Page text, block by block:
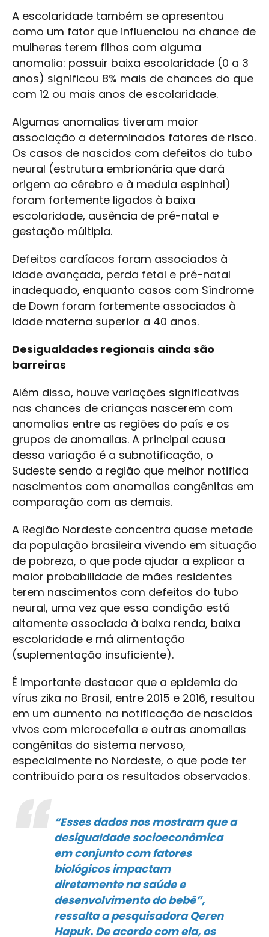
A escolaridade também se apresentou
como um fator que influenciou na chance de
mulheres terem filhos com alguma
anomalia: possuir baixa escolaridade (0 a 3
anos) significou 8% mais de chances do que
com 12 ou mais anos de escolaridade.
Algumas anomalias tiveram maior
associação a determinados fatores de risco.
Os casos de nascidos com defeitos do tubo
neural (estrutura embrionária que dará
origem ao cérebro e à medula espinhal)
foram fortemente ligados à baixa
escolaridade, ausência de pré-natal e
gestação múltipla.
Defeitos cardíacos foram associados à
idade avançada, perda fetal e pré-natal
inadequado, enquanto casos com Síndrome
de Down foram fortemente associados à
idade materna superior a 40 anos.
Desigualdades regionais ainda são
barreiras
Além disso, houve variações significativas
nas chances de crianças nascerem com
anomalias entre as regiões do país e os
grupos de anomalias. A principal causa
dessa variação é a subnotificação, o
Sudeste sendo a região que melhor notifica
nascimentos com anomalias congênitas em
comparação com as demais.
A Região Nordeste concentra quase metade
da população brasileira vivendo em situação
de pobreza, o que pode ajudar a explicar a
maior probabilidade de mães residentes
terem nascimentos com defeitos do tubo
neural, uma vez que essa condição está
altamente associada à baixa renda, baixa
escolaridade e má alimentação
(suplementação insuficiente).
É importante destacar que a epidemia do
vírus zika no Brasil, entre 2015 e 2016, resultou
em um aumento na notificação de nascidos
vivos com microcefalia e outras anomalias
congênitas do sistema nervoso,
especialmente no Nordeste, o que pode ter
contribuído para os resultados observados.
“Esses dados nos mostram que a
desigualdade socioeconômica
em conjunto com fatores
biológicos impactam
diretamente na saúde e
desenvolvimento do bebê”,
ressalta a pesquisadora Qeren
Hapuk. De acordo com ela, os